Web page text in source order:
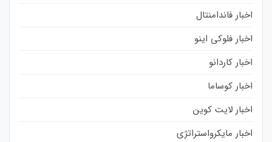
اخبار فاندامنتال
اخبار فلوکی اینو
اخبار کاردانو
اخبار کوساما
اخبار لایت کوین
اخبار مایکرواستراتژی